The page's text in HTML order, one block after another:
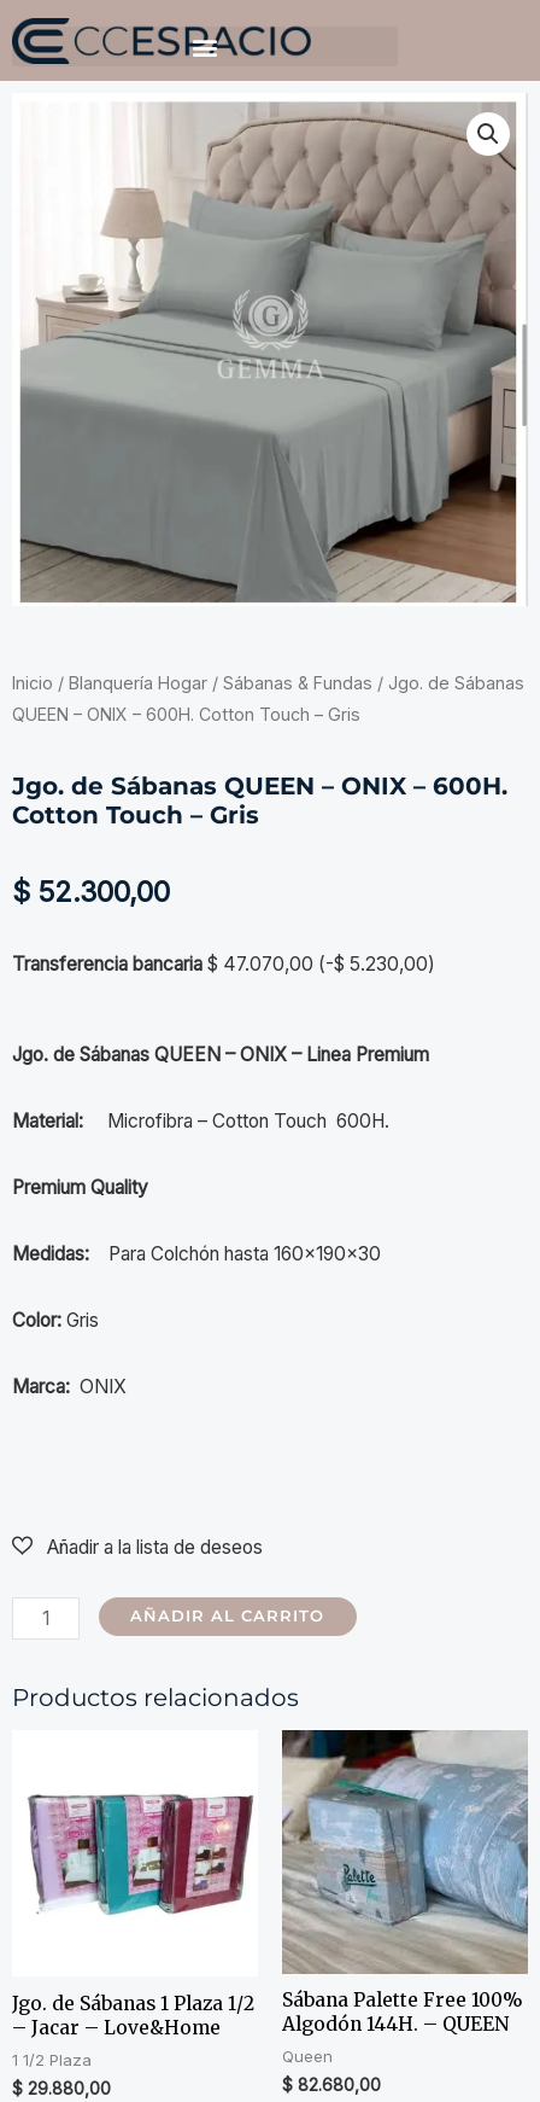
Inicio / Blanquería Hogar / Sábanas & Fundas / Jgo. de Sábanas
QUEEN – ONIX – 600H. Cotton Touch – Gris
Jgo. de Sábanas QUEEN – ONIX – 600H.
Cotton Touch – Gris
$ 52.300,00
Transferencia bancaria $ 47.070,00 (-$ 5.230,00)
Jgo. de Sábanas QUEEN – ONIX – Linea Premium
Material: Microfibra – Cotton Touch 600H.
Premium Quality
Medidas: Para Colchón hasta 160x190x30
Color: Gris
Marca: ONIX
AÑADIR AL CARRITO
Productos relacionados
Jgo. de Sábanas 1 Plaza 1/2
– Jacar – Love&Home
1 1/2 Plaza
$ 29.880,00
Sábana Palette Free 100%
Algodón 144H. – QUEEN
Queen
$ 82.680,00